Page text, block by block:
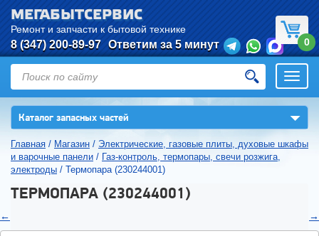
МЕГАБЫТСЕРВИС
Ремонт и запчасти к бытовой технике
8 (347) 200-89-97 Ответим за 5 минут 0
Каталог запасных частей ▼
Главная / Магазин / Электрические, газовые плиты, духовые шкафы
и варочные панели / Газ-контроль, термопары, свечи розжига,
электроды / Термопара (230244001)
ТЕРМОПАРА (230244001)
← →